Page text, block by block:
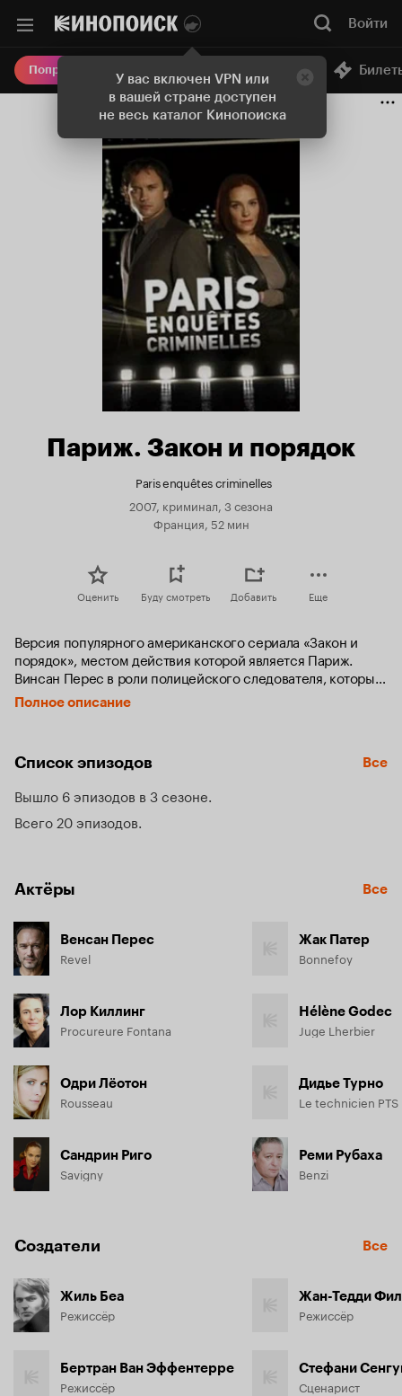
У вас включен VPN или
в вашей стране доступен
не весь каталог Кинопоиска
Войти
Попробовать Плюс Онлайн-кинотеатр
Париж. Закон и порядок
Paris enquêtes criminelles
2007, криминал, 3 сезона
Франция, 52 мин
Оценить Буду смотреть Добавить Еще
Версия популярного американского сериала «Закон и
порядок», местом действия которой является Париж.
Винсан Перес в роли полицейского следователя, который
специализируется на элитных преступлениях и особо
трудных правонарушениях.
Полное описание
Список эпизодов Все
Вышло 6 эпизодов в 3 сезоне
Всего 20 эпизодов
Актёры Все
Венсан Перес
Revel
Лор Киллинг
Procureure Fontana
Одри Лёотон
Rousseau
Сандрин Риго
Savigny
Жак Патер
Bonnefoy
Hélène Godec
Juge Lherbier
Дидье Турно
Le technicien PTS
Реми Рубаха
Benzi
Создатели Все
Жиль Беа
Режиссёр
Бертран Ван Эффентерре
Режиссёр
Жан-Тедди
Режиссёр
Стефани
Сценарист